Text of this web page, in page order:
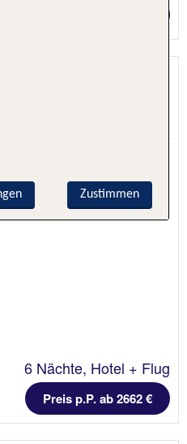
Indonesien
6 Nächte, Hotel + Flug
Preis p.P. ab 2662 €
Zustimmen